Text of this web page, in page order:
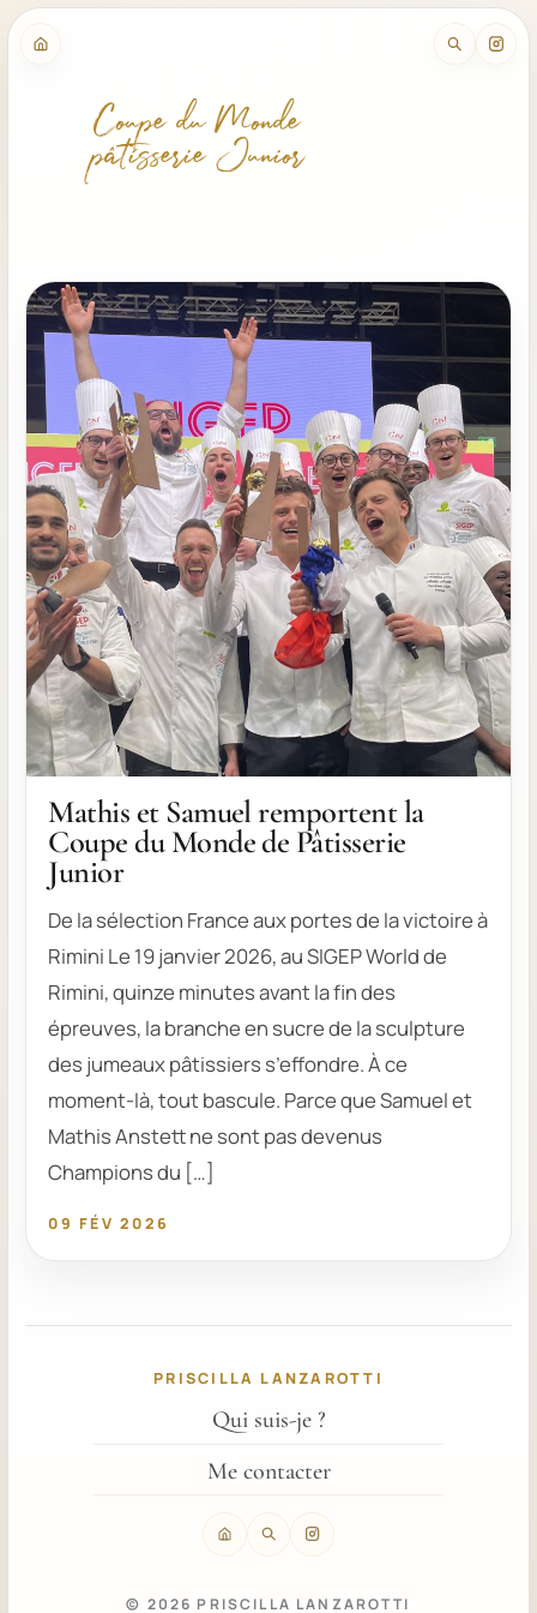
Coupe du Monde
pâtisserie Junior
Mathis et Samuel remportent la
Coupe du Monde de Pâtisserie
Junior
De la sélection France aux portes de la victoire à
Rimini Le 19 janvier 2026, au SIGEP World de
Rimini, quinze minutes avant la fin des
épreuves, la branche en sucre de la sculpture
des jumeaux pâtissiers s’effondre. À ce
moment-là, tout bascule. Parce que Samuel et
Mathis Anstett ne sont pas devenus
Champions du […]
09 FÉV 2026
PRISCILLA LANZAROTTI
Qui suis-je ?
Me contacter
© 2026 PRISCILLA LANZAROTTI